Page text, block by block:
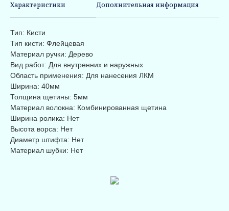
Характеристики Дополнительная информация
Тип: Кисти
Тип кисти: Флейцевая
Материал ручки: Дерево
Вид работ: Для внутренних и наружных
Область применения: Для нанесения ЛКМ
Ширина: 40мм
Толщина щетины: 5мм
Материал волокна: Комбинированная щетина
Ширина ролика: Нет
Высота ворса: Нет
Диаметр штифта: Нет
Материал шубки: Нет